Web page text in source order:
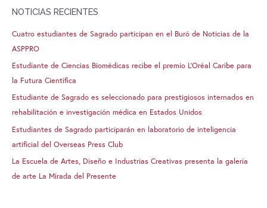
NOTICIAS RECIENTES
Cuatro estudiantes de Sagrado participan en el Buró de Noticias de la
ASPPRO
Estudiante de Ciencias Biomédicas recibe el premio L’Oréal Caribe para
la Futura Científica
Estudiante de Sagrado es seleccionado para prestigiosos internados en
rehabilitación e investigación médica en Estados Unidos
Estudiantes de Sagrado participarán en laboratorio de inteligencia
artificial del Overseas Press Club
La Escuela de Artes, Diseño e Industrias Creativas presenta la galería
de arte La Mirada del Presente